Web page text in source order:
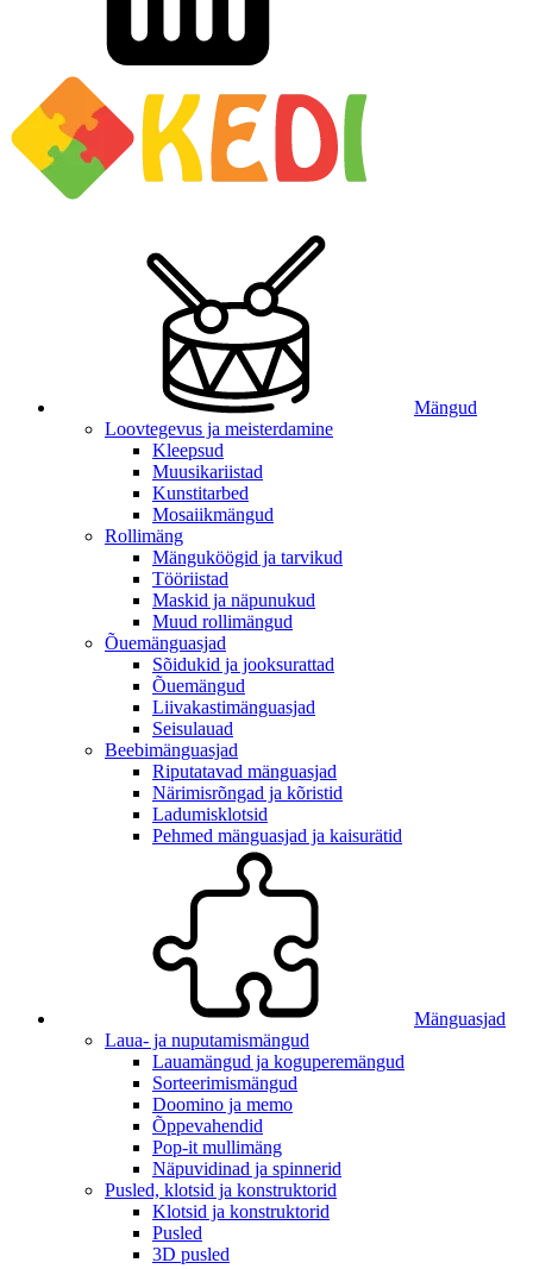
Mängud
Loovtegevus ja meisterdamine
Kleepsud
Muusikariistad
Kunstitarbed
Mosaiikmängud
Rollimäng
Mänguköögid ja tarvikud
Tööriistad
Maskid ja näpunukud
Muud rollimängud
Õuemänguasjad
Sõidukid ja jooksurattad
Õuemängud
Liivakastimänguasjad
Seisulauad
Beebimänguasjad
Riputatavad mänguasjad
Närimisrõngad ja kõristid
Ladumisklotsid
Pehmed mänguasjad ja kaisurätid
Mänguasjad
Laua- ja nuputamismängud
Lauamängud ja koguperemängud
Sorteerimismängud
Doomino ja memo
Õppevahendid
Pop-it mullimäng
Näpuvidinad ja spinnerid
Pusled, klotsid ja konstruktorid
Klotsid ja konstruktorid
Pusled
3D pusled